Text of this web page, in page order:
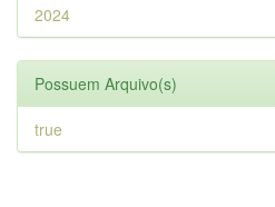
2024
Possuem Arquivo(s)
true